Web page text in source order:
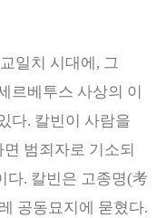
일치 시대에, 그
르베투스 사상의 이
다. 칼빈이 사람을
범죄자로 기소되
다. 칼빈은 고종명(考
공동묘지에 묻혔다.